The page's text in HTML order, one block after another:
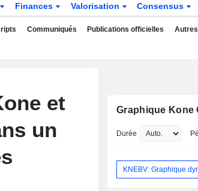
Finances Valorisation Consensus
Communiqués Publications officielles
et
un
Graphique Kone
Durée
KNEBV: Graphique